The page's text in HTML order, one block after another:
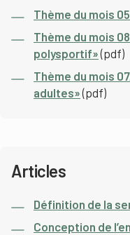
Thème du mois
Thème du mois
polysportif»(pdf)
Thème du mois
adultes»(pdf)
Articles
Définition de la
Conception de